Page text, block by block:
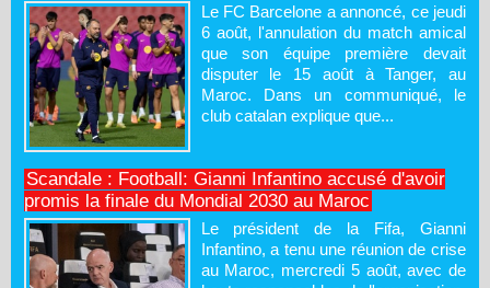
Le FC Barcelone a annoncé, ce jeudi
6 août, l'annulation du match amical
que son équipe première devait
disputer le 15 août à Tanger, au
Maroc. Dans un communiqué, le
club catalan explique que...
Scandale : Football: Gianni Infantino accusé d'avoir
promis la finale du Mondial 2030 au Maroc
Le président de la Fifa, Gianni
Infantino, a tenu une réunion de crise
au Maroc, mercredi 5 août, avec de